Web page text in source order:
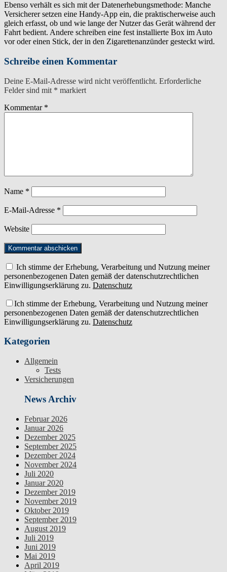
Ebenso verhält es sich mit der Datenerhebungsmethode: Manche
Versicherer setzen eine Handy-App ein, die praktischerweise auch
gleich erfasst, ob und wie lange der Nutzer das Gerät während der
Fahrt bedient. Andere schreiben eine fest installierte Box im Auto
vor oder einen Stick, der in den Zigarettenanzünder gesteckt wird.
Schreibe einen Kommentar
Deine E-Mail-Adresse wird nicht veröffentlicht. Erforderliche
Felder sind mit * markiert
Kommentar *
Name *
E-Mail-Adresse *
Website
Ich stimme der Erhebung, Verarbeitung und Nutzung meiner
personenbezogenen Daten gemäß der datenschutzrechtlichen
Einwilligungserklärung zu. Datenschutz
Ich stimme der Erhebung, Verarbeitung und Nutzung meiner
personenbezogenen Daten gemäß der datenschutzrechtlichen
Einwilligungserklärung zu. Datenschutz
Kategorien
Allgemein
Tests
Versicherungen
News Archiv
Februar 2026
Januar 2026
Dezember 2025
September 2025
Dezember 2024
November 2024
Juli 2020
Januar 2020
Dezember 2019
November 2019
Oktober 2019
September 2019
August 2019
Juli 2019
Juni 2019
Mai 2019
April 2019